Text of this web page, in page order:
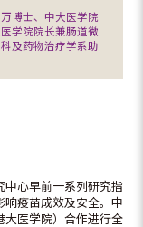
博士、中大医学院
学院院长兼肠道微
及药物治疗学系助
心早前一系列研究指
响疫苗成效及安全。中
大医学院）合作进行全